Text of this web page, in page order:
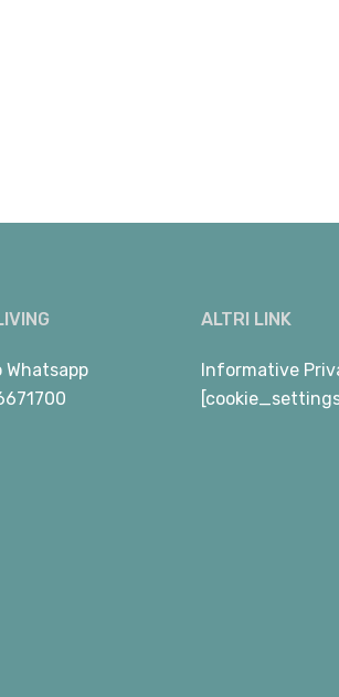
Whatsapp
ALTRI LINK
Informative